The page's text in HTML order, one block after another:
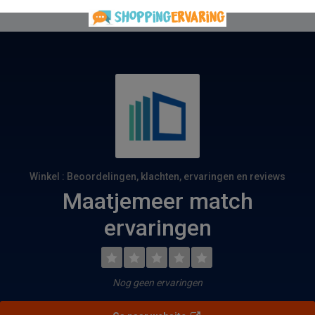
Winkel : Beoordelingen, klachten, ervaringen en reviews
Maatjemeer match
ervaringen
Nog geen ervaringen